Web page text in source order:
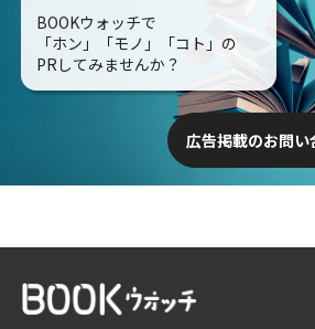
BOOKウォッチで
「ホン」「モノ」「コト」の
PRしてみませんか？
広告掲載のお問い